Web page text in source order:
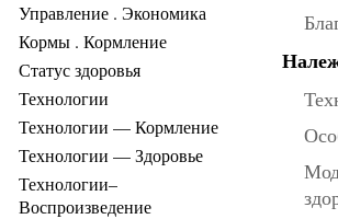
Управление . Экономика
Кормы . Кормление
Статус здоровья
Технологии
Технологии — Кормление
Технологии — Здоровье
Технологии–
Воспроизведение